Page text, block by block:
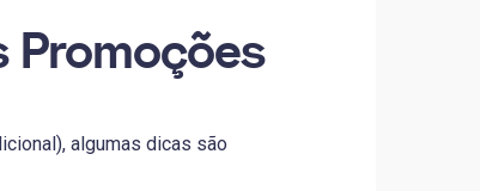
Promoções
algumas dicas são